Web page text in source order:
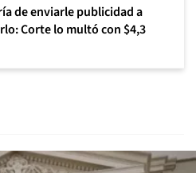
de enviarle publicidad a
Corte lo multó con $4,3